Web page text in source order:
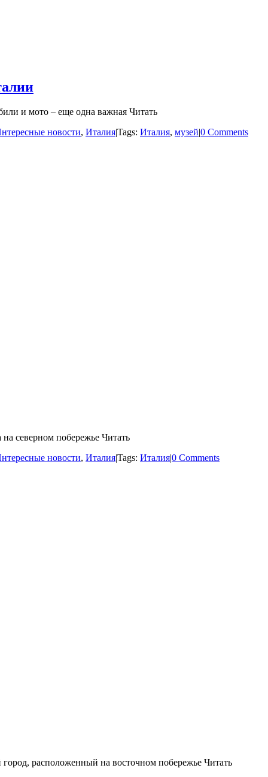
и мото – еще одна важная Читать
новости, Италия|Tags: Италия, музей|0 Comments
северном побережье Читать
новости, Италия|Tags: Италия|0 Comments
расположенный на восточном побережье Читать